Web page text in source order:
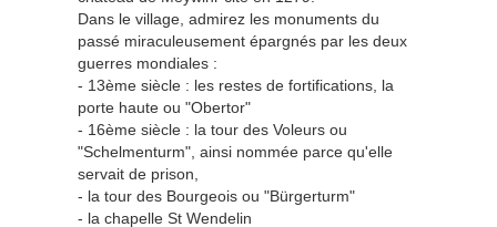
Dans le village, admirez les monuments du
passé miraculeusement épargnés par les deux
guerres mondiales :
- 13ème siècle : les restes de fortifications, la
porte haute ou "Obertor"
- 16ème siècle : la tour des Voleurs ou
"Schelmenturm", ainsi nommée parce qu'elle
servait de prison,
- la tour des Bourgeois ou "Bürgerturm"
- la chapelle St Wendelin